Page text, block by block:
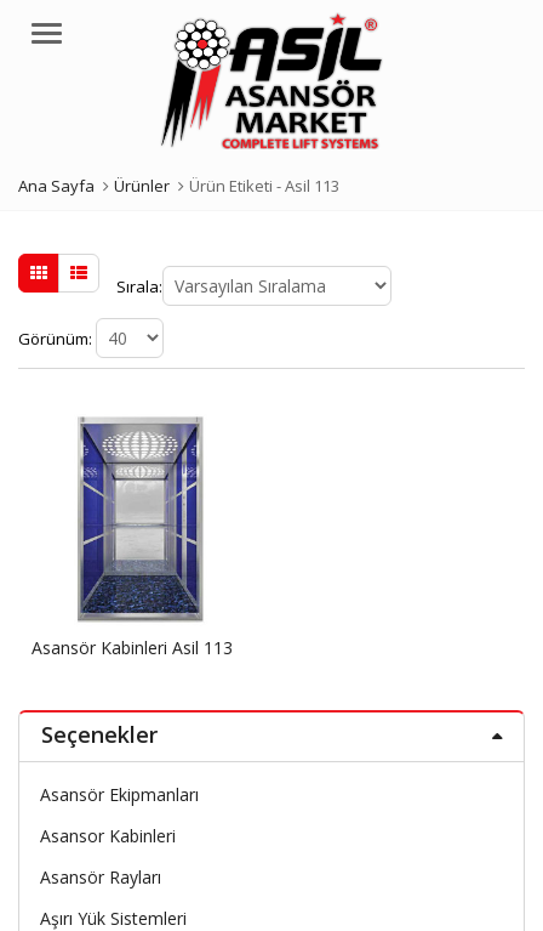
Menü
Ana Sayfa Ürünler Ürün Etiketi -Asil 113
Sırala:
Görünüm:
Asansör Kabinleri Asil 113
Seçenekler
Asansör Ekipmanları
Asansor Kabinleri
Asansör Rayları
Aşırı Yük Sistemleri